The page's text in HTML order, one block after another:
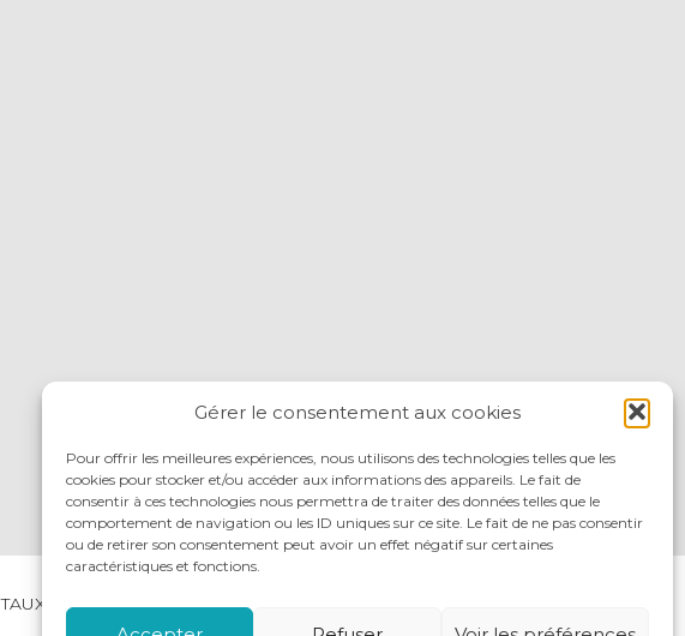
Gérer le consentement aux cookies
Pour offrir les meilleures expériences, nous utilisons des technologies telles que les
cookies pour stocker et/ou accéder aux informations des appareils. Le fait de
consentir à ces technologies nous permettra de traiter des données telles que le
comportement de navigation ou les ID uniques sur ce site. Le fait de ne pas consentir
ou de retirer son consentement peut avoir un effet négatif sur certaines
caractéristiques et fonctions.
ACTUALITÉS NOUS REJOINDRE